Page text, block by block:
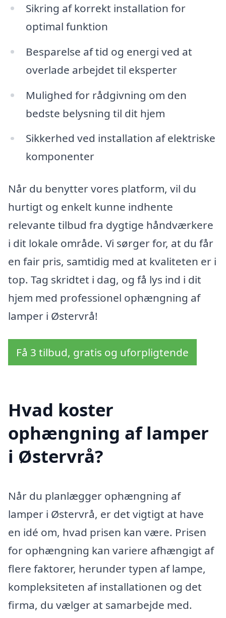
Sikring af korrekt installation for
optimal funktion
Besparelse af tid og energi ved at
overlade arbejdet til eksperter
Mulighed for rådgivning om den
bedste belysning til dit hjem
Sikkerhed ved installation af elektriske
komponenter
Når du benytter vores platform, vil du
hurtigt og enkelt kunne indhente
relevante tilbud fra dygtige håndværkere
i dit lokale område. Vi sørger for, at du får
en fair pris, samtidig med at kvaliteten er i
top. Tag skridtet i dag, og få lys ind i dit
hjem med professionel ophængning af
lamper i Østervrå!
Få 3 tilbud, gratis og uforpligtende
Hvad koster
ophængning af lamper
i Østervrå?
Når du planlægger ophængning af
lamper i Østervrå, er det vigtigt at have
en idé om, hvad prisen kan være. Prisen
for ophængning kan variere afhængigt af
flere faktorer, herunder typen af lampe,
kompleksiteten af installationen og det
firma, du vælger at samarbejde med.